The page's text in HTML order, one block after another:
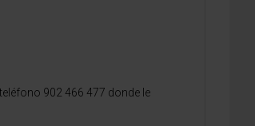
902 466 477 donde le